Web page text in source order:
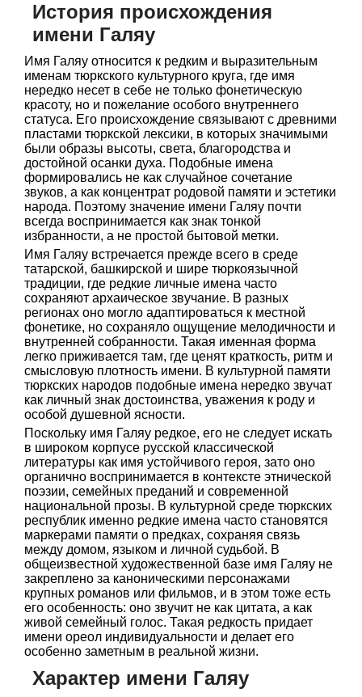
История происхождения
имени Галяу
Имя Галяу относится к редким и выразительным
именам тюркского культурного круга, где имя
нередко несет в себе не только фонетическую
красоту, но и пожелание особого внутреннего
статуса. Его происхождение связывают с древними
пластами тюркской лексики, в которых значимыми
были образы высоты, света, благородства и
достойной осанки духа. Подобные имена
формировались не как случайное сочетание
звуков, а как концентрат родовой памяти и эстетики
народа. Поэтому значение имени Галяу почти
всегда воспринимается как знак тонкой
избранности, а не простой бытовой метки.
Имя Галяу встречается прежде всего в среде
татарской, башкирской и шире тюркоязычной
традиции, где редкие личные имена часто
сохраняют архаическое звучание. В разных
регионах оно могло адаптироваться к местной
фонетике, но сохраняло ощущение мелодичности и
внутренней собранности. Такая именная форма
легко приживается там, где ценят краткость, ритм и
смысловую плотность имени. В культурной памяти
тюркских народов подобные имена нередко звучат
как личный знак достоинства, уважения к роду и
особой душевной ясности.
Поскольку имя Галяу редкое, его не следует искать
в широком корпусе русской классической
литературы как имя устойчивого героя, зато оно
органично воспринимается в контексте этнической
поэзии, семейных преданий и современной
национальной прозы. В культурной среде тюркских
республик именно редкие имена часто становятся
маркерами памяти о предках, сохраняя связь
между домом, языком и личной судьбой. В
общеизвестной художественной базе имя Галяу не
закреплено за каноническими персонажами
крупных романов или фильмов, и в этом тоже есть
его особенность: оно звучит не как цитата, а как
живой семейный голос. Такая редкость придает
имени ореол индивидуальности и делает его
особенно заметным в реальной жизни.
Характер имени Галяу